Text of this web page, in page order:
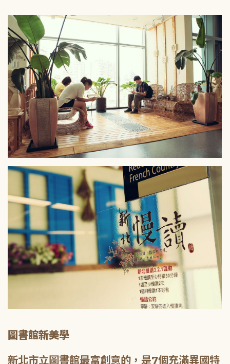
圖書館新美學
新北市立圖書館最富創意的，是7個充滿異國特